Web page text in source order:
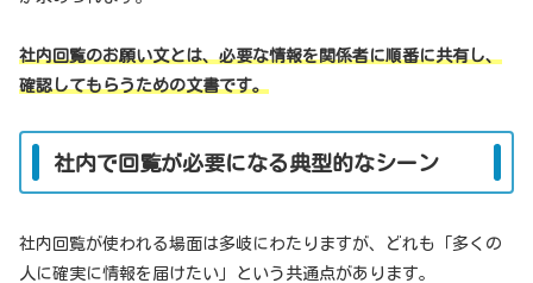
社内回覧のお願い文とは、必要な情報を関係者に順番に共有し、
確認してもらうための文書です。
社内で回覧が必要になる典型的なシーン
社内回覧が使われる場面は多岐にわたりますが、どれも「多くの
人に確実に情報を届けたい」という共通点があります。